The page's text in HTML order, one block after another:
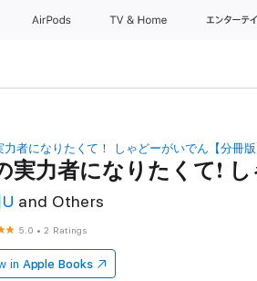
AirPods TV & Home エンター
力者になりたくて！ しゃどーがいでん【分冊版
実力者になりたくて!
and Others
5.0 •2 Ratings
in Apple Books